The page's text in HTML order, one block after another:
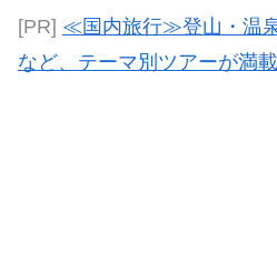
[PR] ≪国内旅行≫登山・温
など、テーマ別ツアーが満載